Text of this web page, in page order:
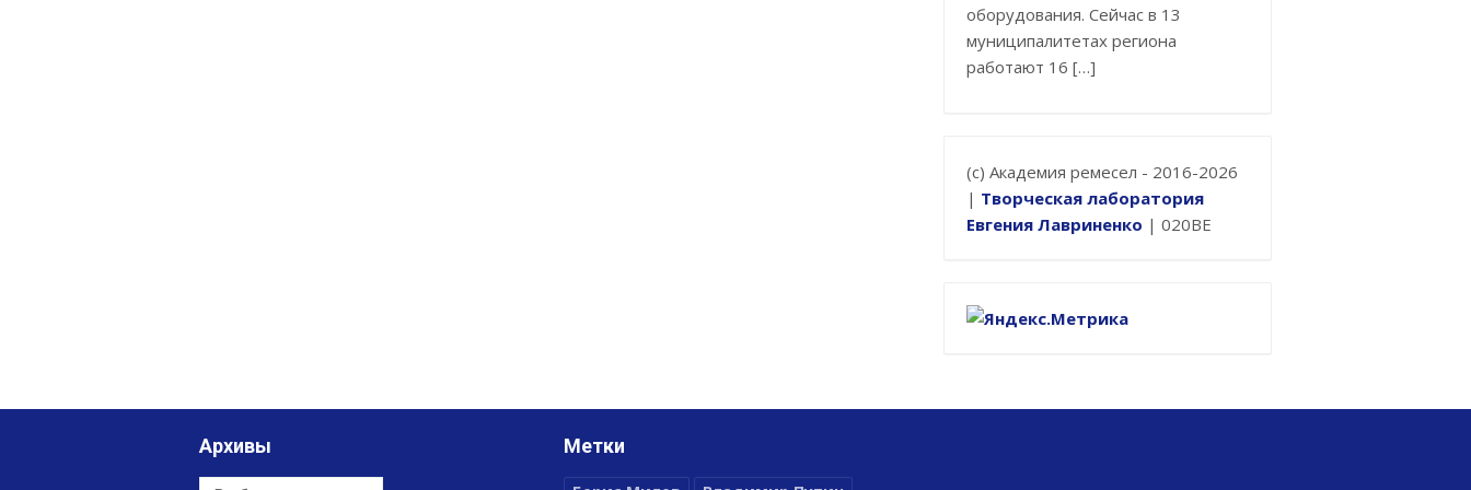
оборудования. Сейчас в 13
муниципалитетах региона
работают 16 […]
(с) Академия ремесел - 2016-2026
| Творческая лаборатория
Евгения Лавриненко | 020BE
Архивы Метки